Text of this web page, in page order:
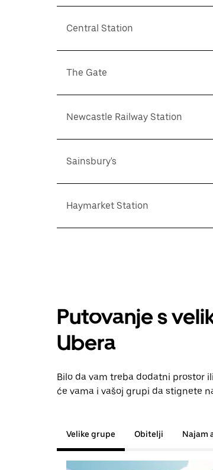
Central Station
The Gate
Newcastle Railway Station
Sainsbury's
Haymarket Station
Putovanje s
Ubera
Bilo da vam treba dodatni prostor
će vama i vašoj grupi da stignete
Velike grupe Obitelji Najam